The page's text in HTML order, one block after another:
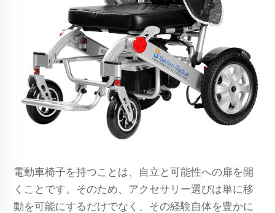
電動車椅子を持つことは、自立と可能性への扉を開
くことです。そのため、アクセサリー選びは単に移
動を可能にするだけでなく、その経験自体を豊かに